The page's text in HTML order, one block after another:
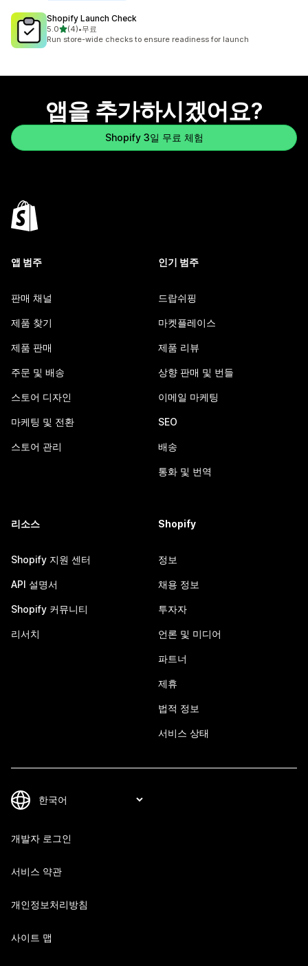
Shopify Launch Check
5.0별 5개 중
(4)
총 리뷰 4개
•무료
Run store-wide checks to ensure readiness for launch
앱을 추가하시겠어요?
Shopify 3일 무료 체험
앱 범주
판매 채널
제품 찾기
제품 판매
주문 및 배송
스토어 디자인
마케팅 및 전환
스토어 관리
인기 범주
드랍쉬핑
마켓플레이스
제품 리뷰
상향 판매 및 번들
이메일 마케팅
SEO
배송
통화 및 번역
리소스
Shopify 지원 센터
API 설명서
Shopify 커뮤니티
리서치
Shopify
정보
채용 정보
투자자
언론 및 미디어
파트너
제휴
법적 정보
서비스 상태
개발자 로그인
서비스 약관
개인정보처리방침
사이트 맵